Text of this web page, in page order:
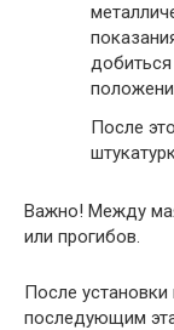
После
Важно! Между
или прогибов.
После
последующим